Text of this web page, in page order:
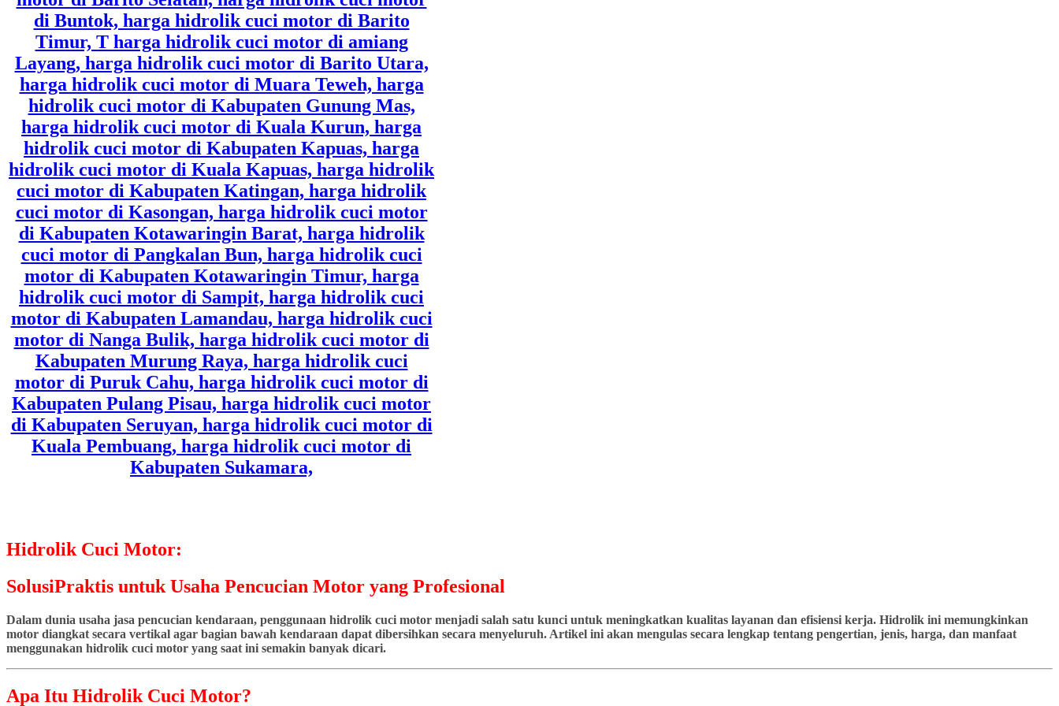
Hidrolik Cuci Motor:
SolusiPraktis untuk Usaha Pencucian Motor yang Profesional
Dalam dunia usaha jasa pencucian kendaraan, penggunaan hidrolik cuci motor menjadi salah satu kunci untuk meningkatkan kualitas layanan dan efisiensi kerja. Hidrolik ini memungkinkan
motor diangkat secara vertikal agar bagian bawah kendaraan dapat dibersihkan secara menyeluruh. Artikel ini akan mengulas secara lengkap tentang pengertian, jenis, harga, dan manfaat
menggunakan hidrolik cuci motor yang saat ini semakin banyak dicari.
Apa Itu Hidrolik Cuci Motor?